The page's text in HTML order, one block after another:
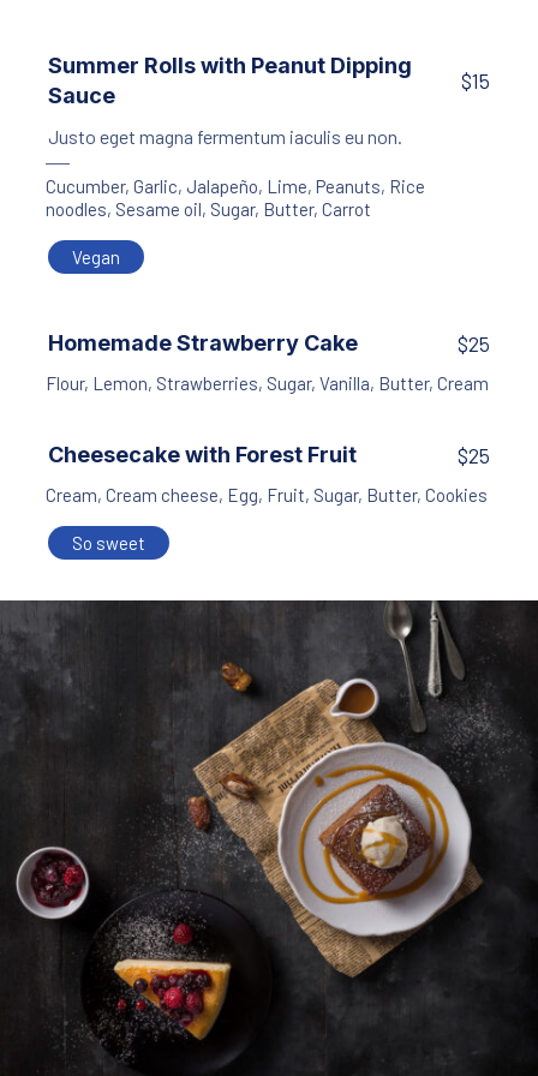
Summer Rolls with Peanut Dipping
Sauce
$15
Justo eget magna fermentum iaculis eu non.
Cucumber, Garlic, Jalapeño, Lime, Peanuts, Rice
noodles, Sesame oil, Sugar, Butter, Carrot
Vegan
Homemade Strawberry Cake $25
Flour, Lemon, Strawberries, Sugar, Vanilla, Butter, Cream
Cheesecake with Forest Fruit $25
Cream, Cream cheese, Egg, Fruit, Sugar, Butter, Cookies
So sweet